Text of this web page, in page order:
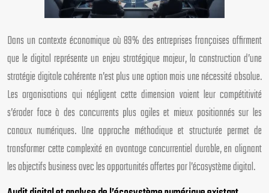
Dans un contexte économique où 89% des entreprises françaises affirment
que le digital représente un enjeu stratégique majeur, la construction d’une
stratégie digitale cohérente n’est plus une option mais une nécessité absolue.
Les organisations qui négligent cette dimension voient leur compétitivité
s’éroder face à des concurrents plus agiles et mieux positionnés sur les
canaux numériques. Une approche méthodique et structurée permet de
transformer cette complexité en avantage concurrentiel durable, en alignant
les objectifs business avec les opportunités offertes par l’écosystème digital.